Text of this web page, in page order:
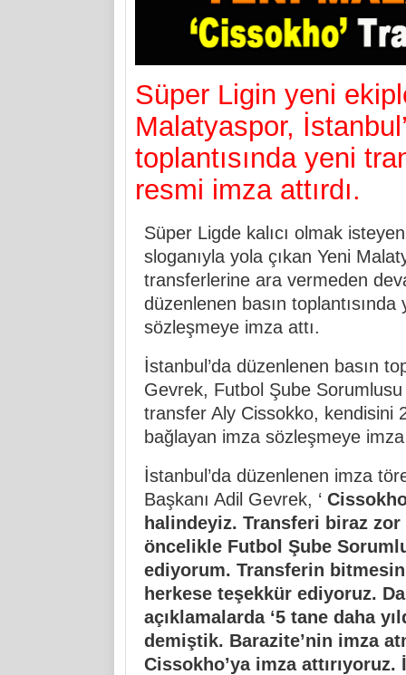
Süper Ligin yeni
Malatyaspor,
toplantısında yeni
resmi imza attırdı.
Süper Ligde kalıcı olmak
sloganıyla yola çıkan Yeni
transferlerine ara vermeden
düzenlenen basın
sözleşmeye imza attı.
İstanbul’da düzenlenen basın
Gevrek, Futbol Şube
transfer Aly Cissokko, kendisini
bağlayan imza sözleşmeye imza
İstanbul’da düzenlenen imza
Başkanı Adil Gevrek, ‘
halindeyiz. Transferi biraz
öncelikle Futbol Şube
ediyorum. Transferin
herkese teşekkür ediyoruz.
açıklamalarda ‘5 tane daha
demiştik. Barazite’nin imza
Cissokho’ya imza